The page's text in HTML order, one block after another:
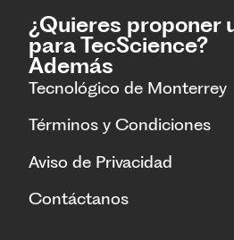
¿Quieres proponer
para TecScience?
Además
Tecnológico de Monterrey
Términos y Condiciones
Aviso de Privacidad
Contáctanos